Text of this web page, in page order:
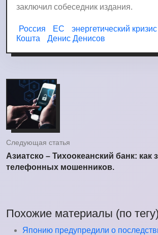
заключил собеседник издания.
Россия ЕС энергетический кризис
Кошта
Денис Денисов
Следующая статья
Азиатско – Тихоокеанский банк: как
телефонных мошенников.
Похожие материалы (по тегу)
Японию предупредили о